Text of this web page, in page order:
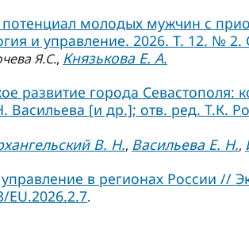
молодых мужчин с
и управление. 2026. Т. 12. № 2.
Я.С., Князькова Е. А.
развитие города Севастополя:
Васильева [и др.]; отв. ред.
В. Н., Васильева Е. Н.,
в регионах России //
EU.2026.2.7.